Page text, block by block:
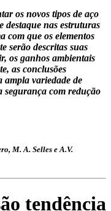
os novos tipos de aço
destaque nas estruturas
com que os elementos
serão descritas suas
os ganhos ambientais
as conclusões
ampla variedade de
segurança com redução
M. A. Selles e A.V.
tendência